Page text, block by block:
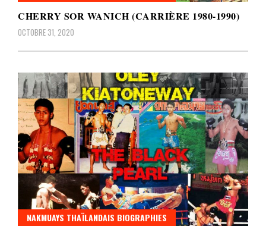
CHERRY SOR WANICH (CARRIÈRE 1980-1990)
OCTOBRE 31, 2020
NAKMUAYS THAÏLANDAIS BIOGRAPHIES